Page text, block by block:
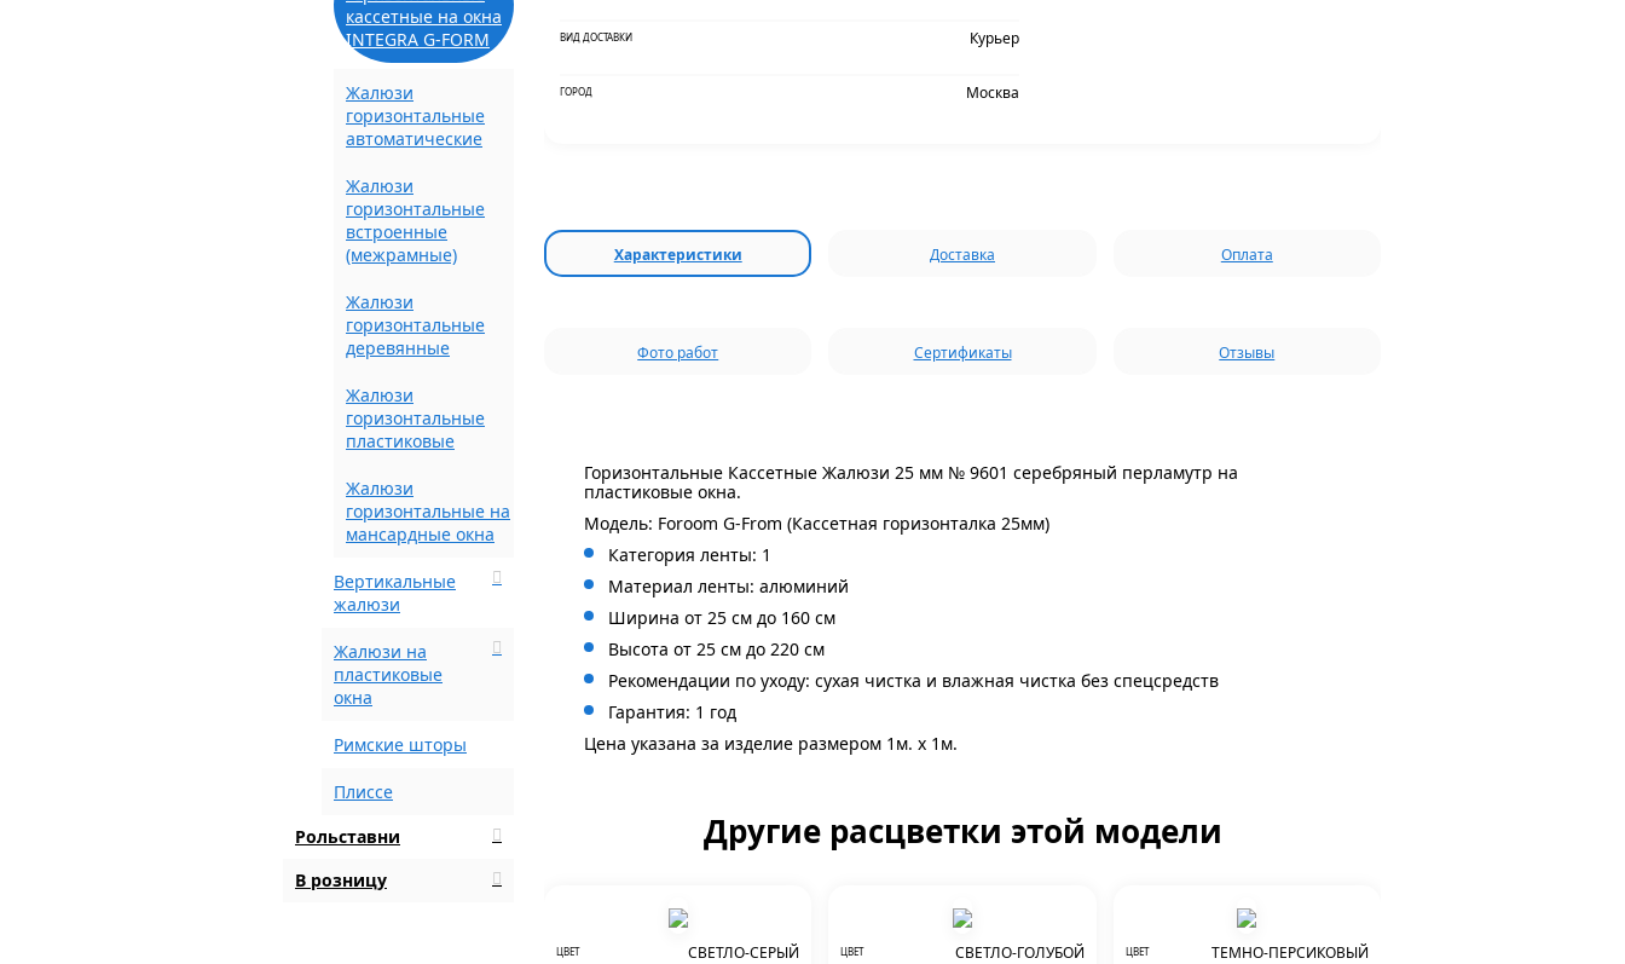
кассетные на окна
INTEGRA G-FORM
Жалюзи
горизонтальные
автоматические
Жалюзи
горизонтальные
встроенные
(межрамные)
Жалюзи
горизонтальные
деревянные
Жалюзи
горизонтальные
пластиковые
Жалюзи
горизонтальные на
мансардные окна
Вертикальные
жалюзи
Жалюзи на
пластиковые
окна
Римские шторы
Плиссе
Рольставни
В розницу
ВИД ДОСТАВКИ Курьер
ГОРОД Москва
Характеристики Доставка Оплата
Фото работ Сертификаты Отзывы
Горизонтальные Кассетные Жалюзи 25 мм № 9601 серебряный перламутр на
пластиковые окна.
Модель: Foroom G-From (Кассетная горизонталка 25мм)
Категория ленты: 1
Материал ленты: алюминий
Ширина от 25 см до 160 см
Высота от 25 см до 220 см
Рекомендации по уходу: сухая чистка и влажная чистка без спецсредств
Гарантия: 1 год
Цена указана за изделие размером 1м. x 1м.
Другие расцветки этой модели
ЦВЕТ СВЕТЛО-СЕРЫЙ ЦВЕТ СВЕТЛО-ГОЛУБОЙ ЦВЕТ ТЕМНО-ПЕРСИКОВЫЙ